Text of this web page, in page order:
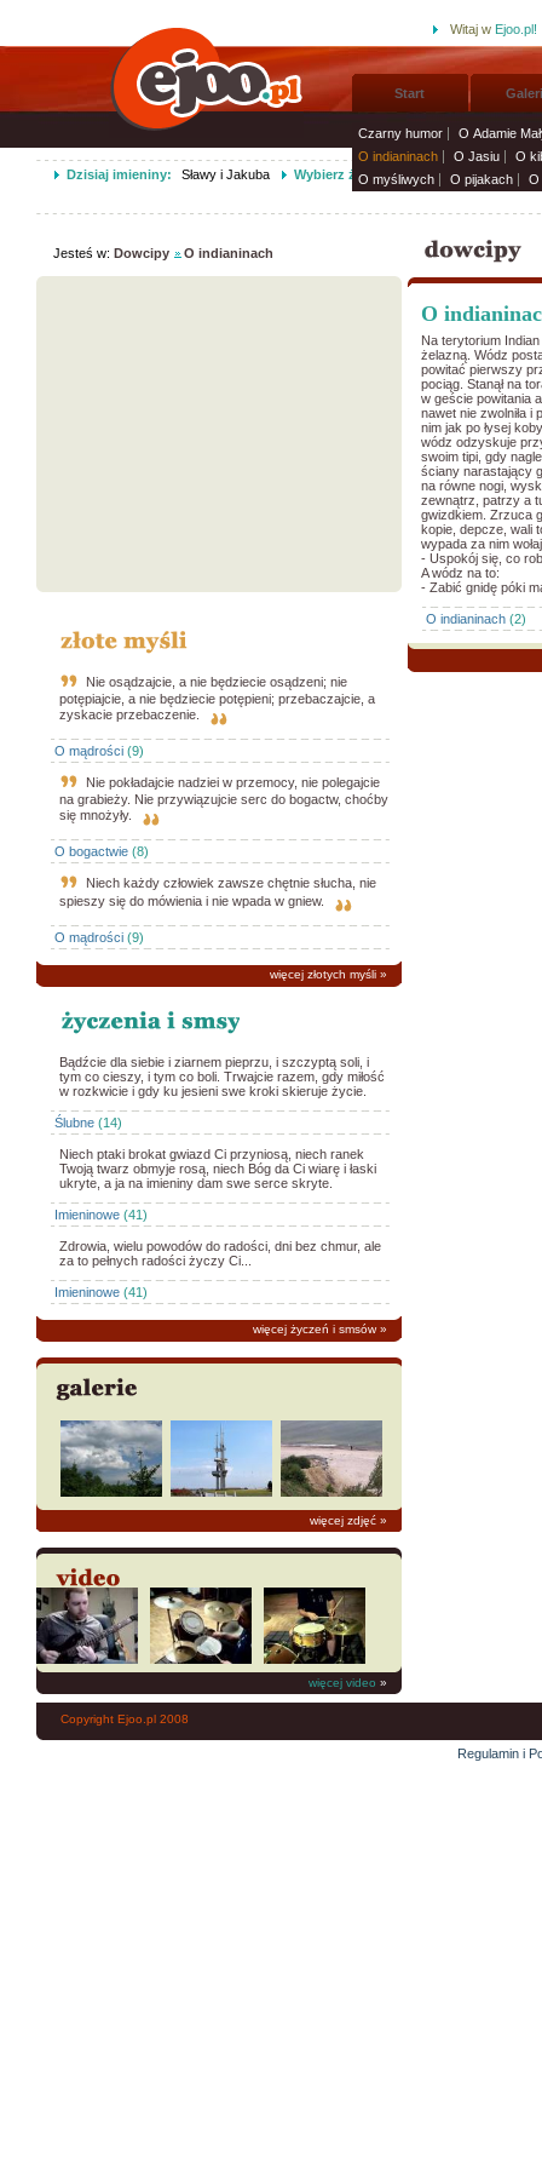
Witaj w Ejoo.pl!
Start
Czarny humor
O Adamie
O indianinach
O Jasiu
O
O myśliwych
O pijakach O
Dzisiaj imieniny: Sławy i Jakuba Wybierz życzenia imieninowe i wyślij
Jesteś w:Dowcipy O indianinach
Nie osądzajcie, a nie będziecie osądzeni; nie
potępiajcie, a nie będziecie potępieni; przebaczajcie, a
zyskacie przebaczenie.
O mądrości (9)
Nie pokładajcie nadziei w przemocy, nie polegajcie
na grabieży. Nie przywiązujcie serc do bogactw, choćby
się mnożyły.
O bogactwie (8)
Niech każdy człowiek zawsze chętnie słucha, nie
spieszy się do mówienia i nie wpada w gniew.
O mądrości (9)
więcej złotych myśli »
Bądźcie dla siebie i ziarnem pieprzu, i szczyptą soli, i
tym co cieszy, i tym co boli. Trwajcie razem, gdy miłość
w rozkwicie i gdy ku jesieni swe kroki skieruje życie.
Ślubne (14)
Niech ptaki brokat gwiazd Ci przyniosą, niech ranek
Twoją twarz obmyje rosą, niech Bóg da Ci wiarę i łaski
ukryte, a ja na imieniny dam swe serce skryte.
Imieninowe (41)
Zdrowia, wielu powodów do radości, dni bez chmur, ale
za to pełnych radości życzy Ci...
Imieninowe (41)
więcej życzeń i smsów»
więcej zdjęć »
więcej video »
O
Na terytorium
żelazną. Wódz
powitać pierwszy
pociąg. Stanął na
w geście powitania
nawet nie zwolniła i
nim jak po łysej
wódz odzyskuje
swoim tipi, gdy
ściany narastający
na równe nogi,
zewnątrz, patrzy a
gwizdkiem. Zrzuca
kopie, depcze, wali
wypada za nim
- Uspokój się, co
A wódz na to:
- Zabić gnidę póki
O indianinach (2)
Copyright Ejoo.pl 2008
Regulamin i